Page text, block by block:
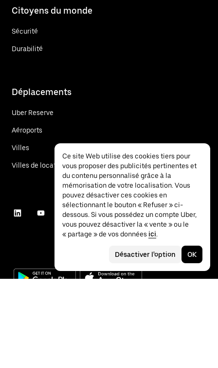
Citoyens du monde
Sécurité
Durabilité
Déplacements
Uber Reserve
Aéroports
Villes
Villes de location de voitures
Ce site Web utilise des cookies tiers pour
vous proposer des publicités pertinentes et
du contenu personnalisé grâce à la
mémorisation de votre localisation. Vous
pouvez désactiver ces cookies en
sélectionnant le bouton « Refuser » ci-
dessous. Si vous possédez un compte Uber,
vous pouvez désactiver la « vente » ou le
« partage » de vos données ici.
Désactiver l'option OK